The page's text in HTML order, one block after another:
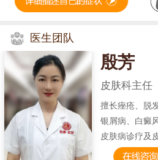
医生团队
殷芳
皮肤科主任
擅长痤疮、脱
银屑病、白癜
皮肤病诊疗及